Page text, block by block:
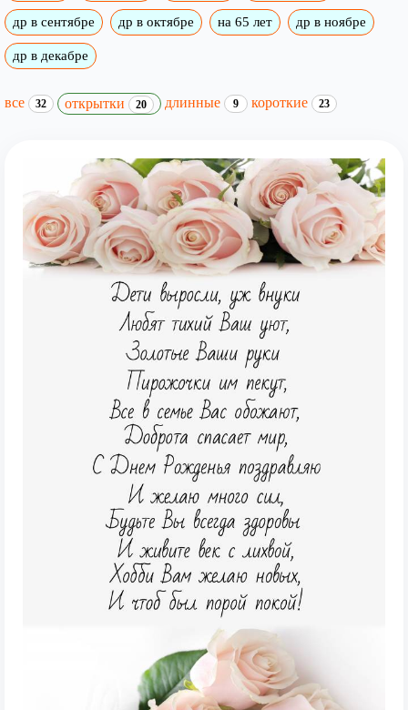
др в сентябре др в октябре на 65 лет др в ноябре
др в декабре
все 32 открытки 20 длинные 9 короткие 23